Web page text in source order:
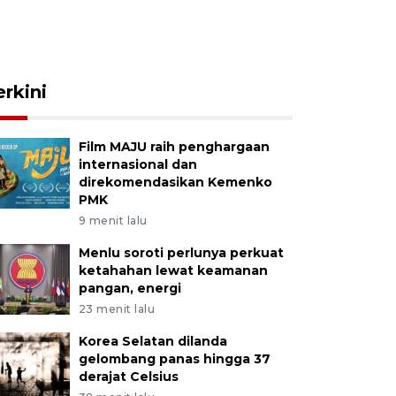
Film MAJU raih penghargaan
internasional dan
direkomendasikan Kemenko
PMK
9 menit lalu
Menlu soroti perlunya perkuat
ketahahan lewat keamanan
pangan, energi
23 menit lalu
Korea Selatan dilanda
gelombang panas hingga 37
derajat Celsius